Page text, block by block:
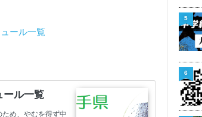
ール一覧
5
6